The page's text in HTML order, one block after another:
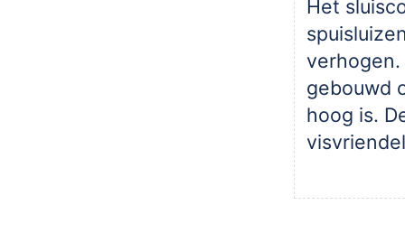
Het
gebouwd
hoog is.